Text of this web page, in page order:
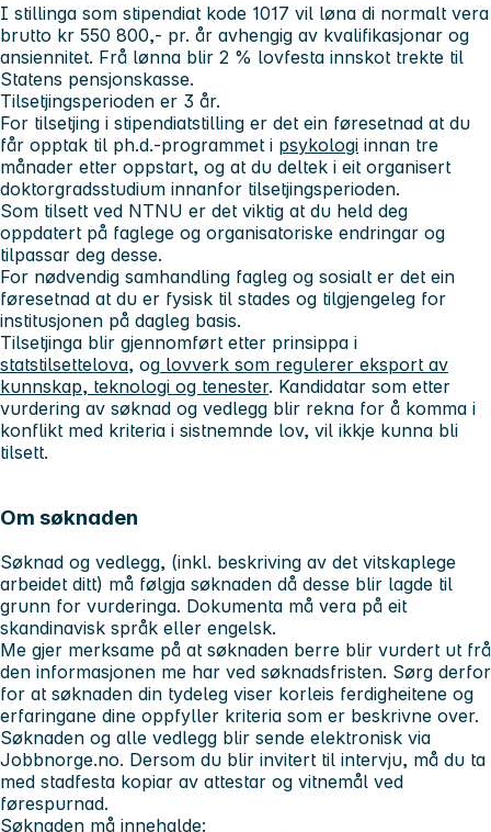
I stillinga som stipendiat kode 1017 vil løna di normalt vera
brutto kr 550 800,- pr. år avhengig av kvalifikasjonar og
ansiennitet. Frå lønna blir 2 % lovfesta innskot trekte til
Statens pensjonskasse.
Tilsetjingsperioden er 3 år.
For tilsetjing i stipendiatstilling er det ein føresetnad at du
får opptak til ph.d.-programmet i psykologi innan tre
månader etter oppstart, og at du deltek i eit organisert
doktorgradsstudium innanfor tilsetjingsperioden.
Som tilsett ved NTNU er det viktig at du held deg
oppdatert på faglege og organisatoriske endringar og
tilpassar deg desse.
For nødvendig samhandling fagleg og sosialt er det ein
føresetnad at du er fysisk til stades og tilgjengeleg for
institusjonen på dagleg basis.
Tilsetjinga blir gjennomført etter prinsippa i
statstilsettelova, og lovverk som regulerer eksport av
kunnskap, teknologi og tenester. Kandidatar som etter
vurdering av søknad og vedlegg blir rekna for å komma i
konflikt med kriteria i sistnemnde lov, vil ikkje kunna bli
tilsett.
Om søknaden
Søknad og vedlegg, (inkl. beskriving av det vitskaplege
arbeidet ditt) må følgja søknaden då desse blir lagde til
grunn for vurderinga. Dokumenta må vera på eit
skandinavisk språk eller engelsk.
Me gjer merksame på at søknaden berre blir vurdert ut frå
den informasjonen me har ved søknadsfristen. Sørg derfor
for at søknaden din tydeleg viser korleis ferdigheitene og
erfaringane dine oppfyller kriteria som er beskrivne over.
Søknaden og alle vedlegg blir sende elektronisk via
Jobbnorge.no. Dersom du blir invitert til intervju, må du ta
med stadfesta kopiar av attestar og vitnemål ved
førespurnad.
Søknaden må innehalde: